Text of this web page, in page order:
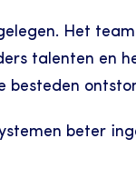
Het
talenten en
beter